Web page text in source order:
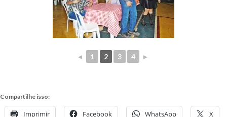
◄ 1 2 3 4 ►
Compartilhe isso:
Imprimir Facebook WhatsApp X